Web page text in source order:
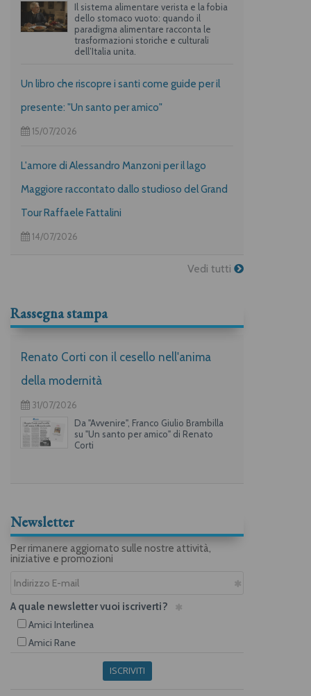
Il sistema alimentare verista e la fobia
dello stomaco vuoto: quando il
paradigma alimentare racconta le
trasformazioni storiche e culturali
dell’Italia unita.
Un libro che riscopre i santi come guide per il
presente: "Un santo per amico"
15/07/2026
L'amore di Alessandro Manzoni per il lago
Maggiore raccontato dallo studioso del Grand
Tour Raffaele Fattalini
14/07/2026
Vedi tutti
Rassegna stampa
Renato Corti con il cesello nell'anima
della modernità
31/07/2026
Da "Avvenire", Franco Giulio Brambilla
su "Un santo per amico" di Renato
Corti
Newsletter
Per rimanere aggiornato sulle nostre attività,
iniziative e promozioni
A quale newsletter vuoi iscriverti?
Amici Interlinea
Amici Rane
ISCRIVITI